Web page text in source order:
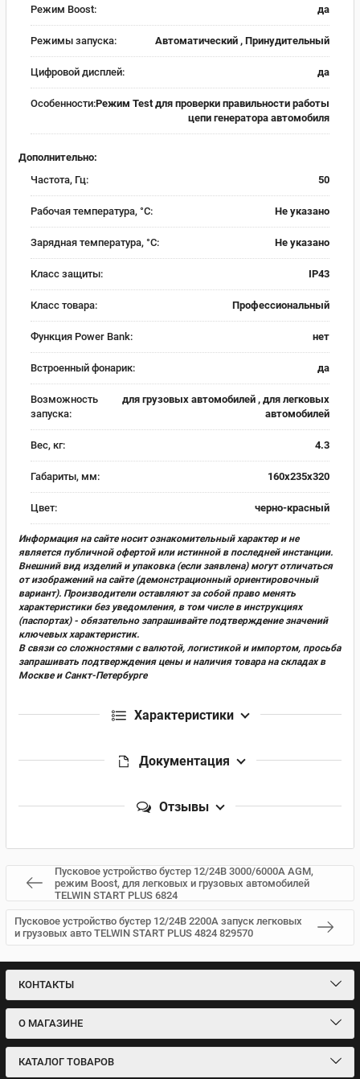
Режим Boost: да
Режимы запуска: Автоматический , Принудительный
Цифровой дисплей: да
Особенности:Режим Test для проверки правильности работы
цепи генератора автомобиля
Дополнительно:
Частота, Гц:
50
Рабочая температура, °C: Не указано
Зарядная температура, °C: Не указано
Класс защиты: IP43
Класс товара: Профессиональный
Функция Power Bank: нет
Встроенный фонарик: да
Возможность
запуска:
для грузовых автомобилей , для легковых
автомобилей
Вес, кг: 4.3
Габариты, мм: 160х235х320
Цвет: черно-красный
Информация на сайте носит ознакомительный характер и не
является публичной офертой или истинной в последней инстанции.
Внешний вид изделий и упаковка (если заявлена) могут отличаться
от изображений на сайте (демонстрационный ориентировочный
вариант). Производители оставляют за собой право менять
характеристики без уведомления, в том числе в инструкциях
(паспортах) - обязательно запрашивайте подтверждение значений
ключевых характеристик.
В связи со сложностями с валютой, логистикой и импортом, просьба
запрашивать подтверждения цены и наличия товара на складах в
Москве и Санкт-Петербурге
Характеристики
Документация
Отзывы
Пусковое устройство бустер 12/24В 3000/6000А AGM,
режим Boost, для легковых и грузовых автомобилей
TELWIN START PLUS 6824
Пусковое устройство бустер 12/24В 2200А запуск легковых
и грузовых авто TELWIN START PLUS 4824 829570
КОНТАКТЫ
О МАГАЗИНЕ
КАТАЛОГ ТОВАРОВ